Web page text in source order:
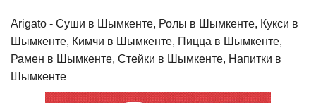
Arigato - Cуши в Шымкенте, Ролы в Шымкенте, Кукси в
Шымкенте, Кимчи в Шымкенте, Пицца в Шымкенте,
Рамен в Шымкенте, Стейки в Шымкенте, Напитки в
Шымкенте